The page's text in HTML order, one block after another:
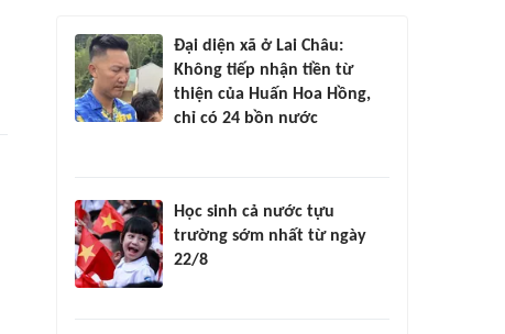
Đại diện xã ở Lai Châu:
Không tiếp nhận tiền từ
thiện của Huấn Hoa Hồng,
chỉ có 24 bồn nước
Học sinh cả nước tựu
trường sớm nhất từ ngày
22/8